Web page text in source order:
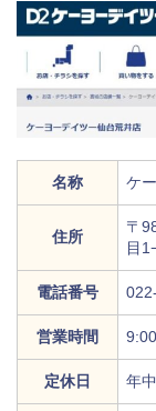
名称 ケ
住所
〒
目
電話番号
営業時間
定休日 年